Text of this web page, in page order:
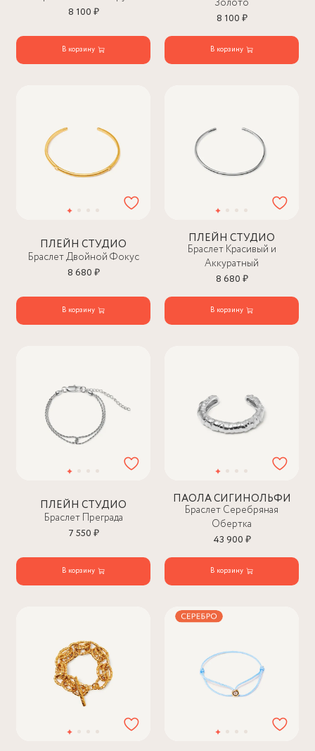
8 100 ₽
В корзину
Золото
8 100 ₽
В корзину
ПЛЕЙН СТУДИО
Браслет Двойной Фокус
8 680 ₽
В корзину
ПЛЕЙН СТУДИО
Браслет Красивый и
Аккуратный
8 680 ₽
В корзину
ПЛЕЙН СТУДИО
Браслет Преграда
7 550 ₽
В корзину
ПАОЛА СИГИНОЛЬФИ
Браслет Серебряная
Обертка
43 900 ₽
В корзину